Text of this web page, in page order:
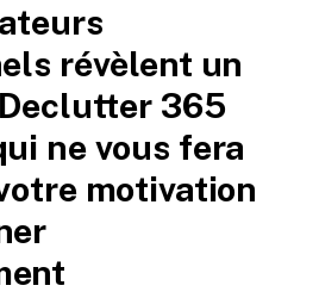
révèlent un
365
ne vous fera
motivation